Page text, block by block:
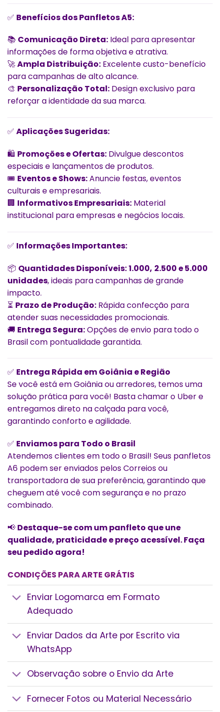
✅ Benefícios dos Panfletos A5:
📚 Comunicação Direta: Ideal para apresentar
informações de forma objetiva e atrativa.
🚀Ampla Distribuição: Excelente custo-benefício
para campanhas de alto alcance.
🎨 Personalização Total: Design exclusivo para
reforçar a identidade da sua marca.
✅ Aplicações Sugeridas:
🛍️ Promoções e Ofertas: Divulgue descontos
especiais e lançamentos de produtos.
🎟️ Eventos e Shows:Anuncie festas, eventos
culturais e empresariais.
🏢 Informativos Empresariais: Material
institucional para empresas e negócios locais.
✅ Informações Importantes:
📦 Quantidades Disponíveis:1.000, 2.500 e 5.000
unidades, ideais para campanhas de grande
impacto.
⏳ Prazo de Produção: Rápida confecção para
atender suas necessidades promocionais.
🚚 Entrega Segura:Opções de envio para todo o
Brasil com pontualidade garantida.
✅ Entrega Rápida em Goiânia e Região
Se você está em Goiânia ou arredores, temos uma
solução prática para você! Basta chamar o Uber e
entregamos direto na calçada para você,
garantindo conforto e agilidade.
✅ Enviamos para Todo o Brasil
Atendemos clientes em todo o Brasil! Seus panfletos
A6 podem ser enviados pelos Correios ou
transportadora de sua preferência, garantindo que
cheguem até você com segurança e no prazo
combinado.
📢 Destaque-se com um panfleto que une
qualidade, praticidade e preço acessível. Faça
seu pedido agora!
CONDIÇÕES PARA ARTE GRÁTIS
Enviar Logomarca em Formato
Adequado
Enviar Dados da Arte por Escrito via
WhatsApp
Observação sobre o Envio da Arte
Fornecer Fotos ou Material Necessário